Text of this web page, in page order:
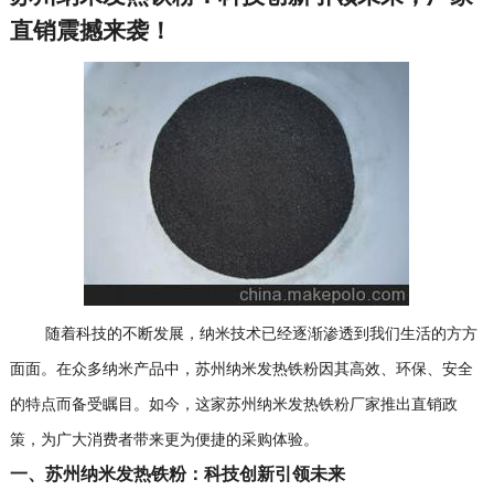
直销震撼来袭！
随着科技的不断发展，纳米技术已经逐渐渗透到我们生活的方方
面面。在众多纳米产品中，苏州纳米发热铁粉因其高效、环保、安全
的特点而备受瞩目。如今，这家苏州纳米发热铁粉厂家推出直销政
策，为广大消费者带来更为便捷的采购体验。
一、苏州纳米发热铁粉：科技创新引领未来